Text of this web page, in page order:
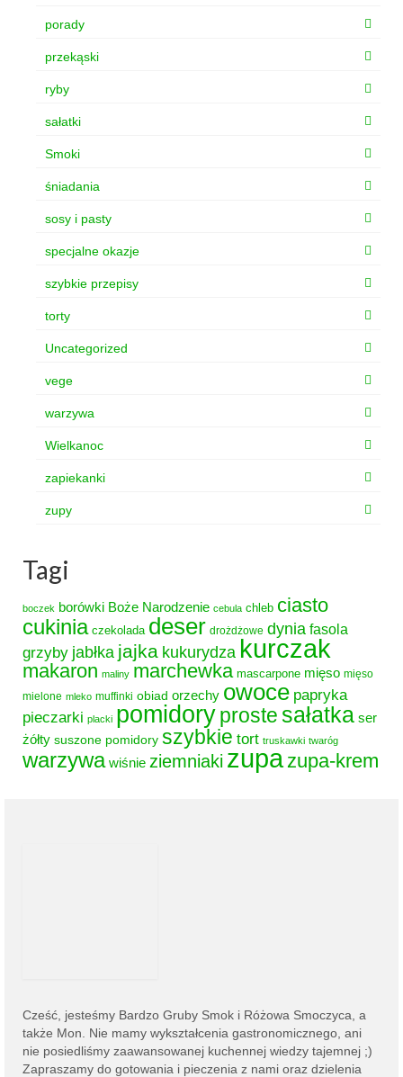
porady
przekąski
ryby
sałatki
Smoki
śniadania
sosy i pasty
specjalne okazje
szybkie przepisy
torty
Uncategorized
vege
warzywa
Wielkanoc
zapiekanki
zupy
Tagi
boczek borówki Boże Narodzenie cebula chleb ciasto
cukinia czekolada deser drożdżowe dynia fasola
grzyby jabłka jajka kukurydza kurczak
makaron maliny marchewka mascarpone mięso mięso
mielone mleko muffinki obiad orzechy owoce papryka
pieczarki placki pomidoryproste sałatka ser
żółty suszone pomidory szybkie tort truskawki twaróg
warzywa wiśnie ziemniaki zupa zupa-krem
Cześć, jesteśmy Bardzo Gruby Smok i Różowa Smoczyca, a
także Mon. Nie mamy wykształcenia gastronomicznego, ani
nie posiedliśmy zaawansowanej kuchennej wiedzy tajemnej ;)
Zapraszamy do gotowania i pieczenia z nami oraz dzielenia